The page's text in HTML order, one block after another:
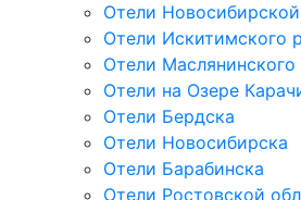
Отели
Отели Искитимского
Отели Маслянинского
Отели на Озере
Отели Бердска
Отели Новосибирска
Отели Барабинска
Отели Ростовской